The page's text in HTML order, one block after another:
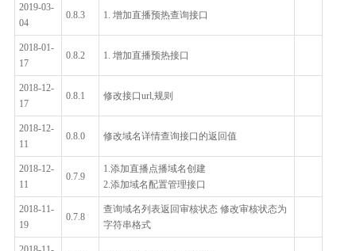
2019-03-
04
0.8.3 1. 增加直播预热查询接口
2018-01-
17
0.8.2 1. 增加直播预热接口
2018-12-
17
0.8.1 修改接口url,规则
2018-12-
11
0.8.0 修改域名详情查询接口的返回值
2018-12-
11
0.7.9
1.添加直播点播域名创建
2.添加域名配置管理接口
2018-11-
19
0.7.8
查询域名列表返回审核状态 修改审核状态为
字符串格式